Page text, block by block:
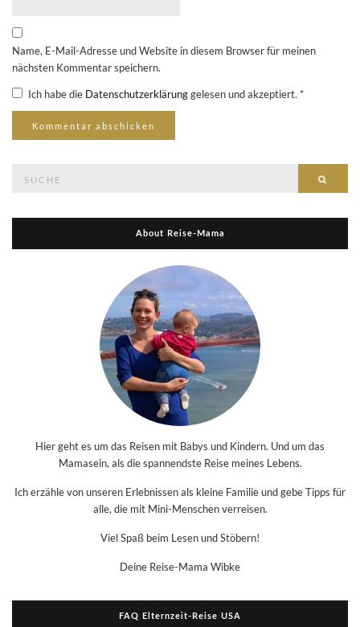
Name, E-Mail-Adresse und Website in diesem Browser für meinen
nächsten Kommentar speichern.
Ich habe die Datenschutzerklärunggelesen und akzeptiert. *
About Reise-Mama
Hier geht es um das Reisen mit Babys und Kindern. Und um das
Mamasein, als die spannendste Reise meines Lebens.
Ich erzähle von unseren Erlebnissen als kleine Familie und gebe Tipps für
alle, die mit Mini-Menschen verreisen.
Viel Spaß beim Lesen und Stöbern!
Deine Reise-Mama Wibke
FAQ Elternzeit-Reise USA